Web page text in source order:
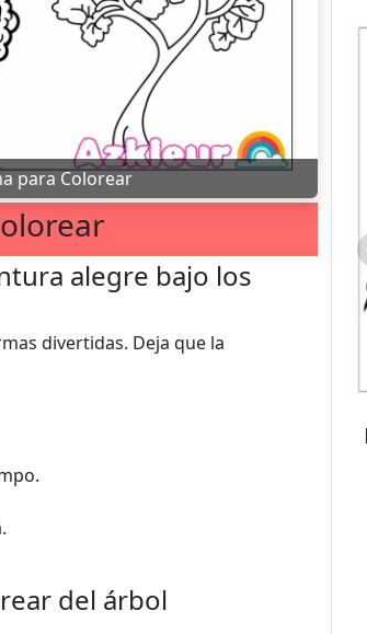
para Colorear
alegre bajo los
divertidas. Deja que la
del árbol